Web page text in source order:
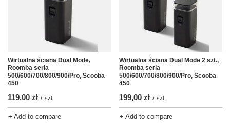
Wirtualna ściana Dual Mode,
Roomba seria
500/600/700/800/900/Pro, Scooba
450
119,00 zł / szt.
+ Add to compare
Wirtualna ściana Dual Mode 2 szt.,
Roomba seria
500/600/700/800/900/Pro, Scooba
450
199,00 zł / szt.
+ Add to compare